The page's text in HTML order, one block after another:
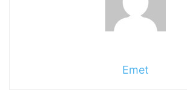
Emet